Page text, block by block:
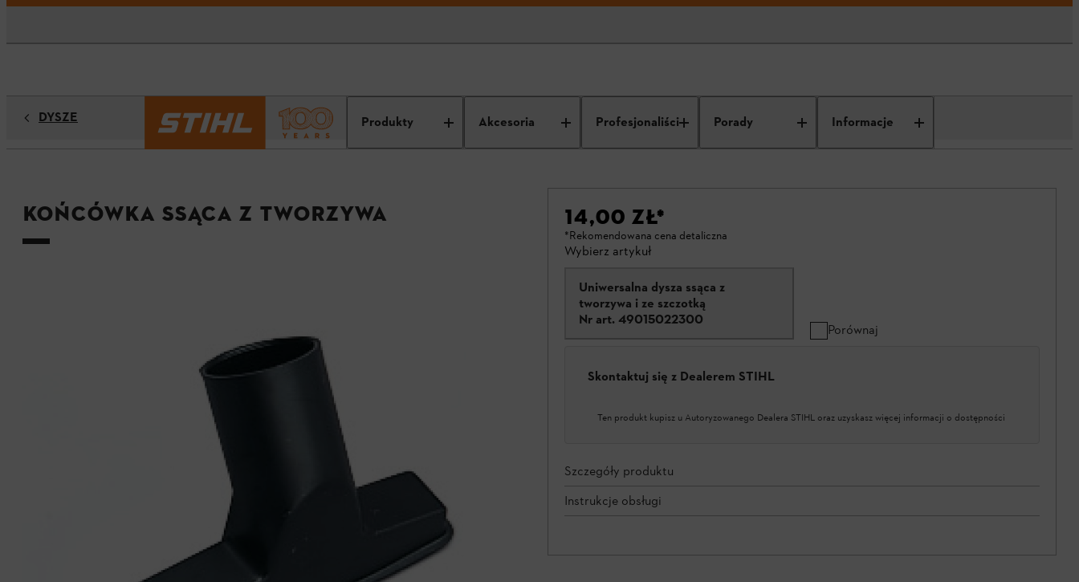
Produkty Akcesoria Profesjonaliści Porady Informacje
DYSZE
Końcówka ssąca z tworzywa 14,00 ZŁ*
*Rekomendowana cena detaliczna
Wybierz artykuł
Uniwersalna dysza ssąca z
tworzywa i ze szczotką
Nr art. 49015022300
Porównaj
Skontaktuj się z Dealerem STIHL
Ten produkt kupisz u Autoryzowanego Dealera STIHL oraz uzyskasz więcej informacji o dostępności
Szczegóły produktu
Instrukcje obsługi